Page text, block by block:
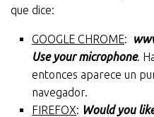
que dice:
GOOGLE CHROME:
Use your microphone.
entonces aparece un
navegador.
FIREFOX: Would you